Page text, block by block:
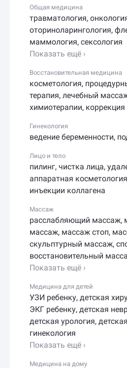
Наши преимущества:
безбарьерная среда
care, комфортный
Общая медицина
травматология,
оториноларингология,
маммология, сексология
Показать ещё ›
Восстановительная медицина
косметология,
терапия, лечебный
химиотерапии, коррекция
Гинекология
ведение беременности,
Лицо и тело
пилинг, чистка лица,
аппаратная косметология
инъекции коллагена
Массаж
расслабляющий массаж,
массаж, массаж стоп,
скульптурный массаж,
восстановительный
Показать ещё ›
Медицина для детей
УЗИ ребенку, детская
ЭКГ ребенку, детская
детская урология,
гинекология
Показать ещё ›
Медицина на дому